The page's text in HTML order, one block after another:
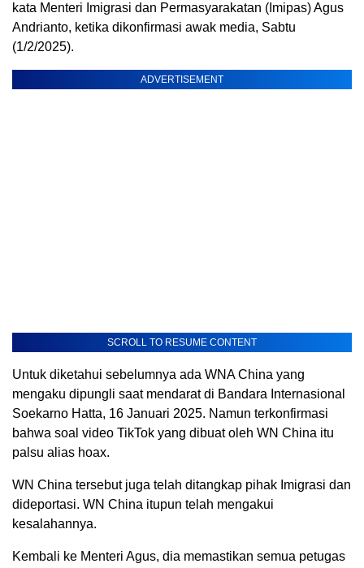
kata Menteri Imigrasi dan Permasyarakatan (Imipas) Agus
Andrianto, ketika dikonfirmasi awak media, Sabtu
(1/2/2025).
ADVERTISEMENT
SCROLL TO RESUME CONTENT
Untuk diketahui sebelumnya ada WNA China yang
mengaku dipungli saat mendarat di Bandara Internasional
Soekarno Hatta, 16 Januari 2025. Namun terkonfirmasi
bahwa soal video TikTok yang dibuat oleh WN China itu
palsu alias hoax.
WN China tersebut juga telah ditangkap pihak Imigrasi dan
dideportasi. WN China itupun telah mengakui
kesalahannya.
Kembali ke Menteri Agus, dia memastikan semua petugas